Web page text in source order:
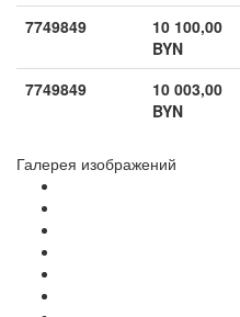
7749849
10 100,00
BYN
7749849
10 003,00
BYN
Галерея изображений